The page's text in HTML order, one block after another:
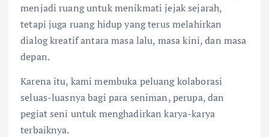
menjadi ruang untuk menikmati jejak sejarah,
tetapi juga ruang hidup yang terus melahirkan
dialog kreatif antara masa lalu, masa kini, dan masa
depan.
Karena itu, kami membuka peluang kolaborasi
seluas-luasnya bagi para seniman, perupa, dan
pegiat seni untuk menghadirkan karya-karya
terbaiknya.